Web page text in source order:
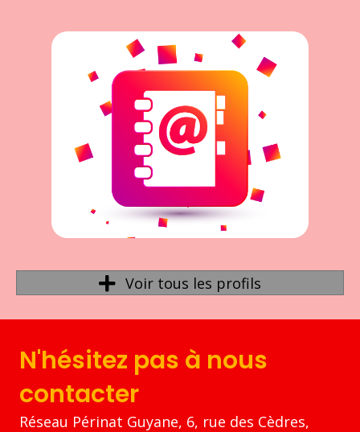
Voir tous les profils
N'hésitez pas à nous
contacter
Réseau Périnat Guyane, 6, rue des Cèdres,